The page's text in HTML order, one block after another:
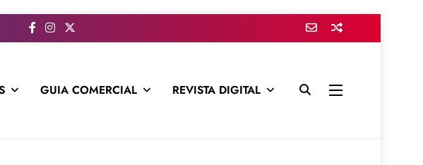
GUIA COMERCIAL REVISTA DIGITAL